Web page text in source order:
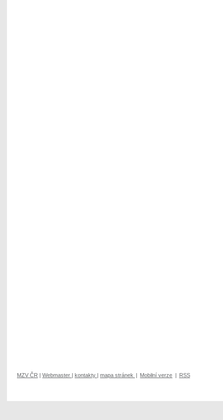
MZV ČR | Webmaster | kontakty | mapa stránek | Mobilní verze | RSS